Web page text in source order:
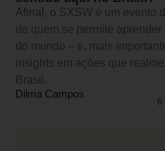
Afinal, o SXSW é um evento
de quem se permite
do mundo – e, mais
insights em ações que
Brasil.
Dilma Campos
6